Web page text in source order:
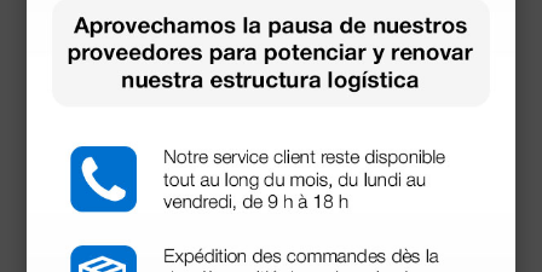
Otoscopio Heine Mini 3000® F.O. LED - 2,5V con
mango a baterías - azul
173,94 € 223,00 €